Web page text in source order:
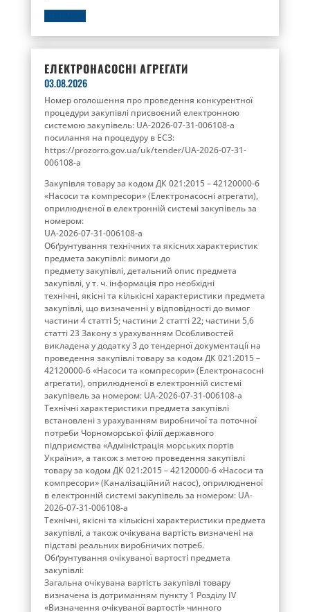
ЕЛЕКТРОНАСОСНІ АГРЕГАТИ
03.08.2026
Номер оголошення про проведення конкурентної
процедури закупівлі присвоєний електронною
системою закупівель: UA-2026-07-31-006108-a
посилання на процедуру в ЕСЗ:
https://prozorro.gov.ua/uk/tender/UA-2026-07-31-
006108-a
Закупівля товару за кодом ДК 021:2015 – 42120000-6
«Насоси та компресори» (Електронасосні агрегати),
оприлюдненої в електронній системі закупівель за
номером:
UA-2026-07-31-006108-a
Обґрунтування технічних та якісних характеристик
предмета закупівлі: вимоги до
предмету закупівлі, детальний опис предмета
закупівлі, у т. ч. інформація про необхідні
технічні, якісні та кількісні характеристики предмета
закупівлі, що визначенні у відповідності до вимог
частини 4 статті 5; частини 2 статті 22; частини 5,6
статті 23 Закону з урахуванням Особливостей
викладена у додатку 3 до тендерної документації на
проведення закупівлі товару за кодом ДК 021:2015 –
42120000-6 «Насоси та компресори» (Електронасосні
агрегати), оприлюдненої в електронній системі
закупівель за номером: UA-2026-07-31-006108-a
Технічні характеристики предмета закупівлі
встановлені з урахуванням виробничої та поточної
потреби Чорноморської філії державного
підприємства «Адміністрація морських портів
України», а також з метою проведення закупівлі
товару за кодом ДК 021:2015 – 42120000-6 «Насоси та
компресори» (Каналізаційний насос), оприлюдненої
в електронній системі закупівель за номером: UA-
2026-07-31-006108-a
Технічні, якісні та кількісні характеристики предмета
закупівлі, а також очікувана вартість визначені на
підставі реальних виробничих потреб.
Обґрунтування очікуваної вартості предмета
закупівлі:
Загальна очікувана вартість закупівлі товару
визначена із дотриманням пункту 1 Розділу ІV
«Визначення очікуваної вартості» чинного